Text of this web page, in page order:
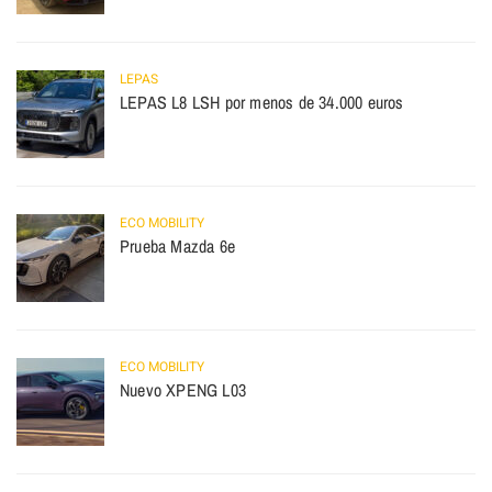
LEPAS
LEPAS L8 LSH por menos de 34.000 euros
ECO MOBILITY
Prueba Mazda 6e
ECO MOBILITY
Nuevo XPENG L03